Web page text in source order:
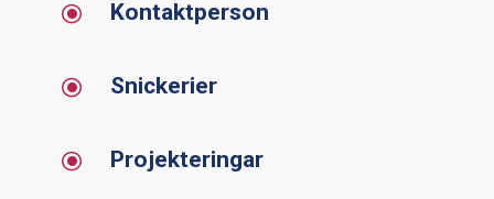
\ Kontaktperson
\ Snickerier
\ Projekteringar